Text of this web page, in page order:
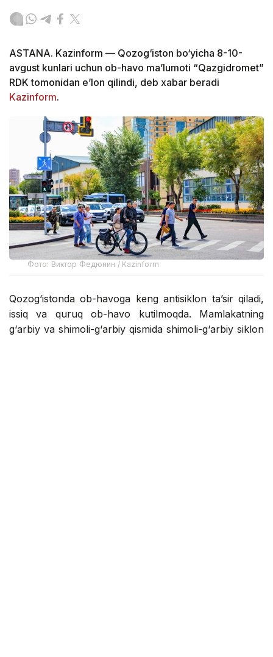
ASTANA. Kazinform — Qozog‘iston bo‘yicha 8-10-
avgust kunlari uchun ob-havo ma’lumoti “Qazgidromet”
RDK tomonidan e’lon qilindi, deb xabar beradi
Kazinform.
Фото: Виктор Федюнин / Kazinform
Qozog‘istonda ob-havoga keng antisiklon ta’sir qiladi,
issiq va quruq ob-havo kutilmoqda. Mamlakatning
g‘arbiy va shimoli-g‘arbiy qismida shimoli-g‘arbiy siklon